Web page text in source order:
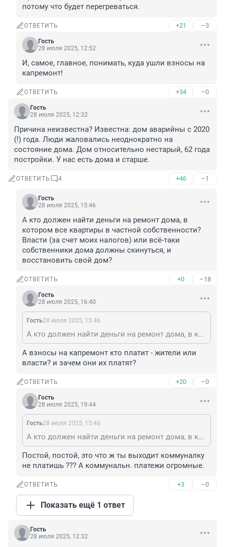
потому что будет перегреваться.
ОТВЕТИТЬ +21 –3
Гость
28 июля 2025, 12:52
И, самое, главное, понимать, куда ушли взносы на
капремонт!
ОТВЕТИТЬ +34 –0
Гость
28 июля 2025, 12:32
Причина неизвестна? Известна: дом аварийны с 2020
(!) года. Люди жаловались неоднократно на
состояние дома. Дом относительно нестарый, 62 года
постройки. У нас есть дома и старше.
ОТВЕТИТЬ 4 +46 –1
Гость
28 июля 2025, 15:46
А кто должен найти деньги на ремонт дома, в
котором все квартиры в частной собственности?
Власти (за счет моих налогов) или всё-таки
собственники дома должны скинуться, и
восстановить свой дом?
ОТВЕТИТЬ +0 –18
Гость
28 июля 2025, 16:40
Гость28 июля 2025, 15:46
А кто должен найти деньги на ремонт дома, в котором все квартиры в частной собственности? Власти (за счет моих налогов) или всё-таки собственники дома должны скинуться, и восстановить свой дом?
А взносы на капремонт кто платит - жители или
власти? и зачем они их платят?
ОТВЕТИТЬ +20 –0
Гость
28 июля 2025, 19:44
Гость28 июля 2025, 15:46
А кто должен найти деньги на ремонт дома, в котором все квартиры в частной собственности? Власти (за счет моих налогов) или всё-таки собственники дома должны скинуться, и восстановить свой дом?
Постой, постой, это что ж ты выходит коммуналку
не платишь ??? А коммунальн. платежи огромные.
ОТВЕТИТЬ +3 –0
Показать ещё 1 ответ
Гость
28 июля 2025, 12:32